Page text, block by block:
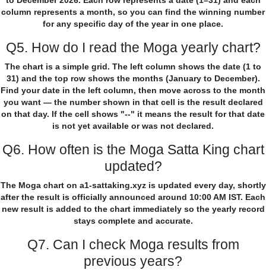
column represents a month, so you can find the winning number
for any specific day of the year in one place.
Q5. How do I read the Moga yearly chart?
The chart is a simple grid. The left column shows the date (1 to
31) and the top row shows the months (January to December).
Find your date in the left column, then move across to the month
you want — the number shown in that cell is the result declared
on that day. If the cell shows "--" it means the result for that date
is not yet available or was not declared.
Q6. How often is the Moga Satta King chart
updated?
The Moga chart on a1-sattaking.xyz is updated every day, shortly
after the result is officially announced around 10:00 AM IST. Each
new result is added to the chart immediately so the yearly record
stays complete and accurate.
Q7. Can I check Moga results from
previous years?